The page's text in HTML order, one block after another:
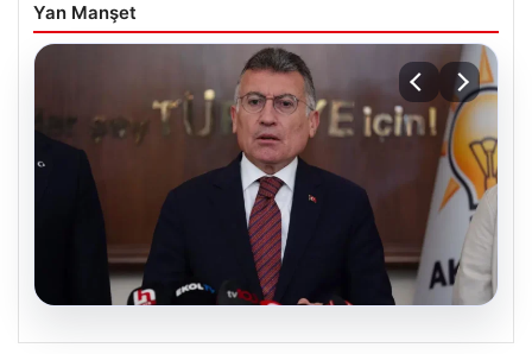
Yan Manşet